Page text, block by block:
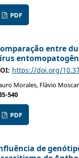
PDF
entre
https://doi.org/
Morales, Flávio
540
PDF
de